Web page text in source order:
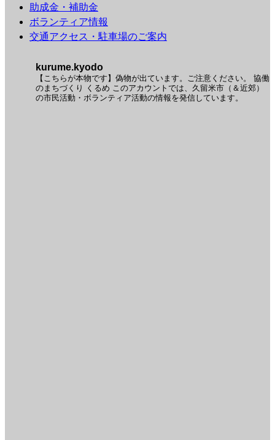
助成金・補助金
ボランティア情報
交通アクセス・駐車場のご案内
kurume.kyodo
【こちらが本物です】偽物が出ています。ご注意ください。
協働
のまちづくり くるめ このアカウントでは、久留米市（＆近郊）
の市民活動・ボランティア活動の情報を発信しています。